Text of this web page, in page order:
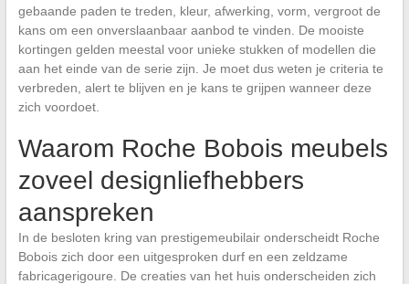
gebaande paden te treden, kleur, afwerking, vorm, vergroot de
kans om een onverslaanbaar aanbod te vinden. De mooiste
kortingen gelden meestal voor unieke stukken of modellen die
aan het einde van de serie zijn. Je moet dus weten je criteria te
verbreden, alert te blijven en je kans te grijpen wanneer deze
zich voordoet.
Waarom Roche Bobois meubels
zoveel designliefhebbers
aanspreken
In de besloten kring van prestigemeubilair onderscheidt Roche
Bobois zich door een uitgesproken durf en een zeldzame
fabricagerigoure. De creaties van het huis onderscheiden zich